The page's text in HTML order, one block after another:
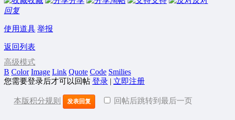
回复
使用道具 举报
返回列表
高级模式
B Color Image Link Quote Code Smilies
您需要登录后才可以回帖 登录 | 立即注册
本版积分规则 发表回复 回帖后跳转到最后一页